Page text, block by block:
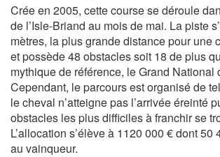
Crée en 2005, cette course se déroule
de l’Isle-Briand au mois de mai. La piste
mètres, la plus grande distance pour une
et possède 48 obstacles soit 18 de plus
mythique de référence, le Grand National
Cependant, le parcours est organisé de
le cheval n’atteigne pas l’arrivée éreinté
obstacles les plus difficiles à franchir se
L’allocation s’élève à 1120 000 € dont 50
au vainqueur.